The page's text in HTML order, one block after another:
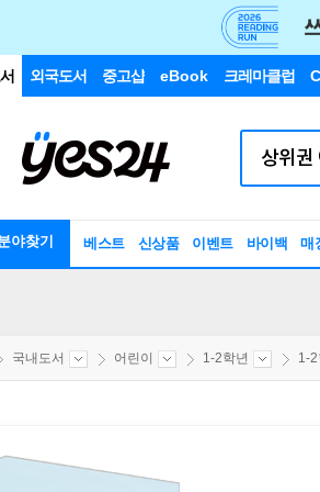
외국도서 중고샵 eBook 크레마클럽
야찾기 베스트 신상품 이벤트 바이백 매
국내도서 어린이 1-2학년 1-